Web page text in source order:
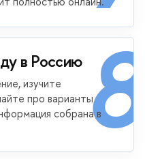
8
в Россию
изучите
про варианты
собрана в